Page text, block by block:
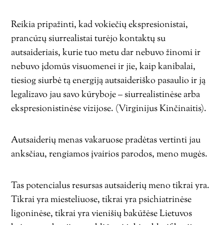
Reikia pripažinti, kad vokiečių ekspresionistai,
prancūzų siurrealistai turėjo kontaktų su
autsaideriais, kurie tuo metu dar nebuvo žinomi ir
nebuvo įdomūs visuomenei ir jie, kaip kanibalai,
tiesiog siurbė tą energiją autsaideriško pasaulio ir ją
legalizavo jau savo kūryboje – siurrealistinėse arba
ekspresionistinėse vizijose. (Virginijus Kinčinaitis).
Autsaiderių menas vakaruose pradėtas vertinti jau
anksčiau, rengiamos įvairios parodos, meno mugės.
Tas potencialus resursas autsaiderių meno tikrai yra.
Tikrai yra miesteliuose, tikrai yra psichiatrinėse
ligoninėse, tikrai yra vienišių bakūžėse Lietuvos